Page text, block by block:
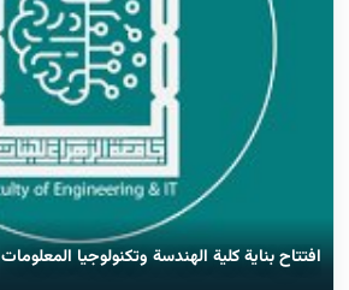
افتتاح بناية كلية الهندسة وتكنولوجيا المعلومات